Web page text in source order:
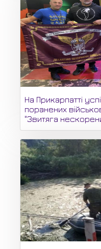
На Прикарпатті
поранених
"Звитяга